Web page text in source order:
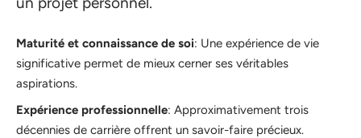
Maturité et connaissance de soi: Une expérience de vie
significative permet de mieux cerner ses véritables
aspirations.
Expérience professionnelle: Approximativement trois
décennies de carrière offrent un savoir-faire précieux.